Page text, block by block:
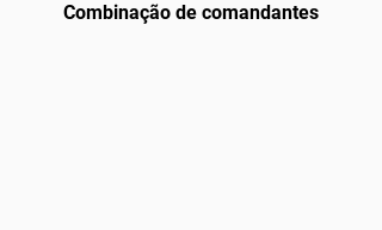
Combinação de comandantes